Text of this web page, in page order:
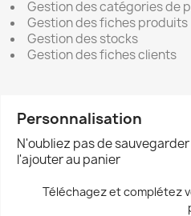
Gestion des catégories de
Gestion des fiches produits
Gestion des stocks
Gestion des fiches clients
Personnalisation
N'oubliez pas de
l'ajouter au panier
Téléchagez et complétez